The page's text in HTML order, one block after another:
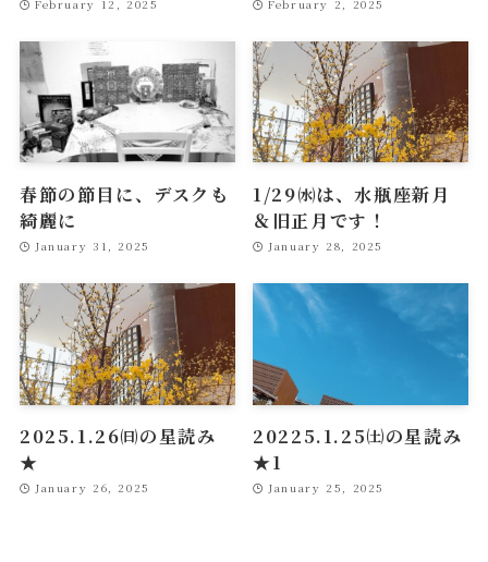
February 12, 2025 February 2, 2025
春節の節目に、デスクも
綺麗に
January 31, 2025
1/29㈬は、水瓶座新月
＆旧正月です！
January 28, 2025
2025.1.26㈰の星読み
★
January 26, 2025
20225.1.25㈯の星読み
★1
January 25, 2025